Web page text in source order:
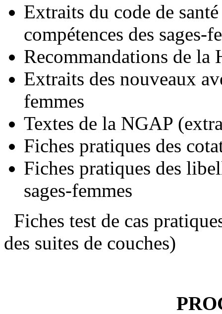
Extraits du code de
compétences des sages-
Recommandations de la
Extraits des nouveaux
femmes
Textes de la NGAP
Fiches pratiques des
Fiches pratiques des
sages-femmes
Fiches test de cas
des suites de couches)